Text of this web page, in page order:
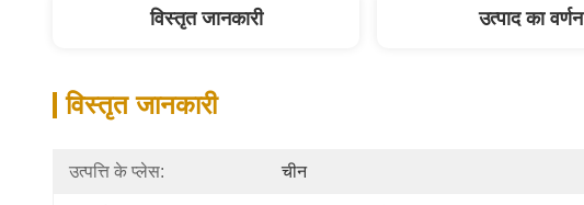
विस्तृत जानकारी उत्पाद का वर्णन
विस्तृत जानकारी
उत्पत्ति के प्लेस: चीन